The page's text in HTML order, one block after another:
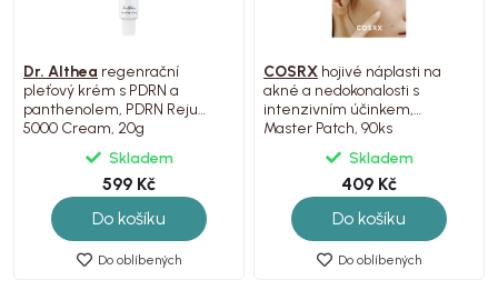
Dr. Althea regenrační
pleťový krém s PDRN a
panthenolem, PDRN Reju
5000 Cream, 20g
Skladem
599 Kč
Do košíku
Do oblíbených
COSRX hojivé náplasti na
akné a nedokonalosti s
intenzivním účinkem,
Master Patch, 90ks
Skladem
409 Kč
Do košíku
Do oblíbených